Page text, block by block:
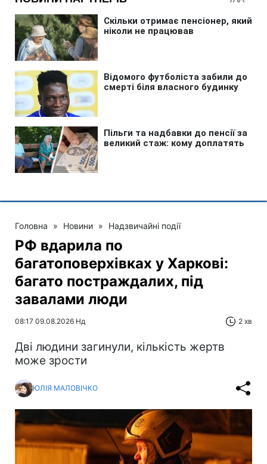
Головна » Новини » Надзвичайні події
РФ вдарила по
багатоповерхівках у Харкові:
багато постраждалих, під
завалами люди
08:17 09.08.2026 Нд 2 хв
Дві людини загинули, кількість жертв
може зрости
ЮЛІЯ МАЛОВІЧКО